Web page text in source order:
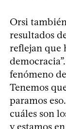
Orsi
resultados
reflejan que
fenómeno
Tenemos
paramos
cuáles son
y estamos